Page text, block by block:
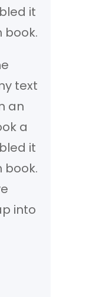
it
book.
text
an
a
it
book.
into